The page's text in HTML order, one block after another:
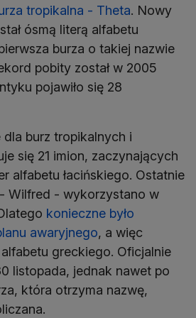
tropikalna - Theta. Nowy
ósmą literą alfabetu
burza o takiej nazwie
pobity został w 2005
pojawiło się 28
burz tropikalnych i
się 21 imion, zaczynających
alfabetu łacińskiego. Ostatnie
Wilfred - wykorzystano w
konieczne było
awaryjnego, a więc
greckiego. Oficjalnie
listopada, jednak nawet po
która otrzyma nazwę,